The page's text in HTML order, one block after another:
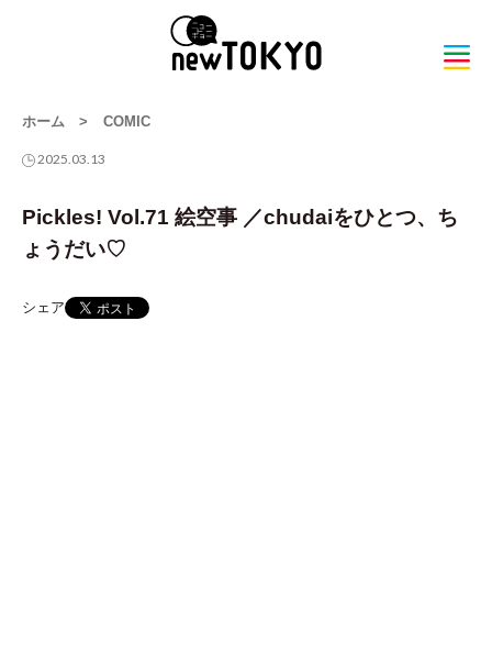
ホーム > COMIC
2025.03.13
Pickles! Vol.71 絵空事 ／chudaiをひとつ、ち
ょうだい♡
シェア